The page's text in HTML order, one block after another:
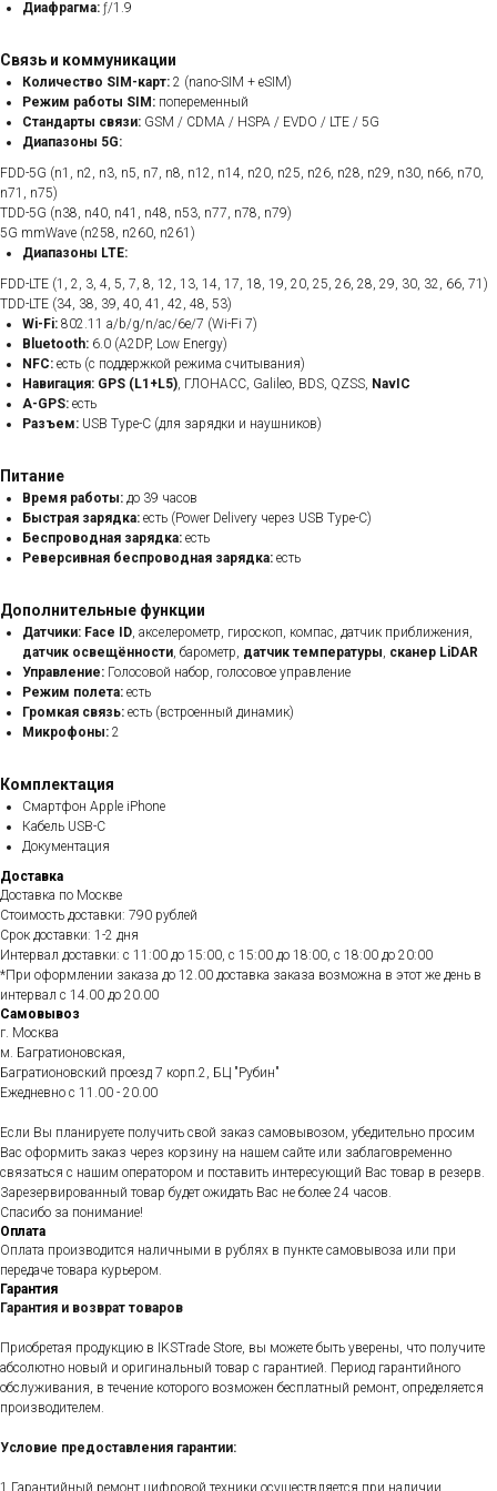
Диафрагма: ƒ/1.9
Связь и коммуникации
Количество SIM-карт: 2 (nano-SIM + eSIM)
Режим работы SIM: попеременный
Стандарты связи: GSM / CDMA / HSPA / EVDO / LTE / 5G
Диапазоны 5G:
FDD-5G (n1, n2, n3, n5, n7, n8, n12, n14, n20, n25, n26, n28, n29, n30, n66, n70,
n71, n75)
TDD-5G (n38, n40, n41, n48, n53, n77, n78, n79)
5G mmWave (n258, n260, n261)
Диапазоны LTE:
FDD-LTE (1, 2, 3, 4, 5, 7, 8, 12, 13, 14, 17, 18, 19, 20, 25, 26, 28, 29, 30, 32, 66, 71)
TDD-LTE (34, 38, 39, 40, 41, 42, 48, 53)
Wi-Fi: 802.11 a/b/g/n/ac/6e/7 (Wi-Fi 7)
Bluetooth: 6.0 (A2DP, Low Energy)
NFC: есть (с поддержкой режима считывания)
Навигация: GPS (L1+L5) , ГЛОНАСС, Galileo, BDS, QZSS, NavIC
A-GPS: есть
Разъем: USB Type-C (для зарядки и наушников)
Питание
Время работы: до 39 часов
Быстрая зарядка: есть (Power Delivery через USB Type-C)
Беспроводная зарядка: есть
Реверсивная беспроводная зарядка: есть
Дополнительные функции
Датчики: Face ID , акселерометр, гироскоп, компас, датчик приближения,
датчик освещённости , барометр, датчик температуры сканер LiDAR
Управление: Голосовой набор, голосовое управление
Режим полета: есть
Громкая связь: есть (встроенный динамик)
Микрофоны: 2
Комплектация
Смартфон Apple iPhone
Кабель USB-C
Документация
Доставка
Доставка по Москве
Стоимость доставки: 790 рублей
Срок доставки: 1-2 дня
Интервал доставки: с 11:00 до 15:00, с 15:00 до 18:00, с 18:00 до 20:00
*При оформлении заказа до 12.00 доставка заказа возможна в этот же день в
интервал с 14.00 до 20.00
Самовывоз
г. Москва
м. Багратионовская,
Багратионовский проезд 7 корп.2, БЦ "Рубин"
Ежедневно c 11.00 - 20.00
Если Вы планируете получить свой заказ самовывозом, убедительно просим
Вас оформить заказ через корзину на нашем сайте или заблаговременно
связаться с нашим оператором и поставить интересующий Вас товар в резерв.
Зарезервированный товар будет ожидать Вас не более 24 часов.
Спасибо за понимание!
Оплата
Оплата производится наличными в рублях в пункте самовывоза или при
передаче товара курьером.
Гарантия
Гарантия и возврат товаров
Приобретая продукцию в IKSTrade Store, вы можете быть уверены, что получите
абсолютно новый и оригинальный товар с гарантией. Период гарантийного
обслуживания, в течение которого возможен бесплатный ремонт, определяется
производителем.
Условие предоставления гарантии:
1.Гарантийный ремонт цифровой техники осуществляется при наличии